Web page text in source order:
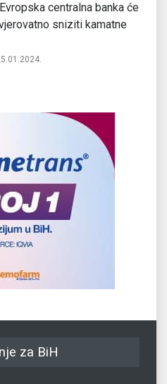
centralna banka će
sniziti kamatne
za BiH